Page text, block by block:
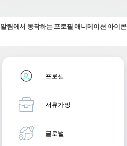
알림에서 동작하는 프로필 애니메이션 아이콘
프로필
서류가방
글로벌